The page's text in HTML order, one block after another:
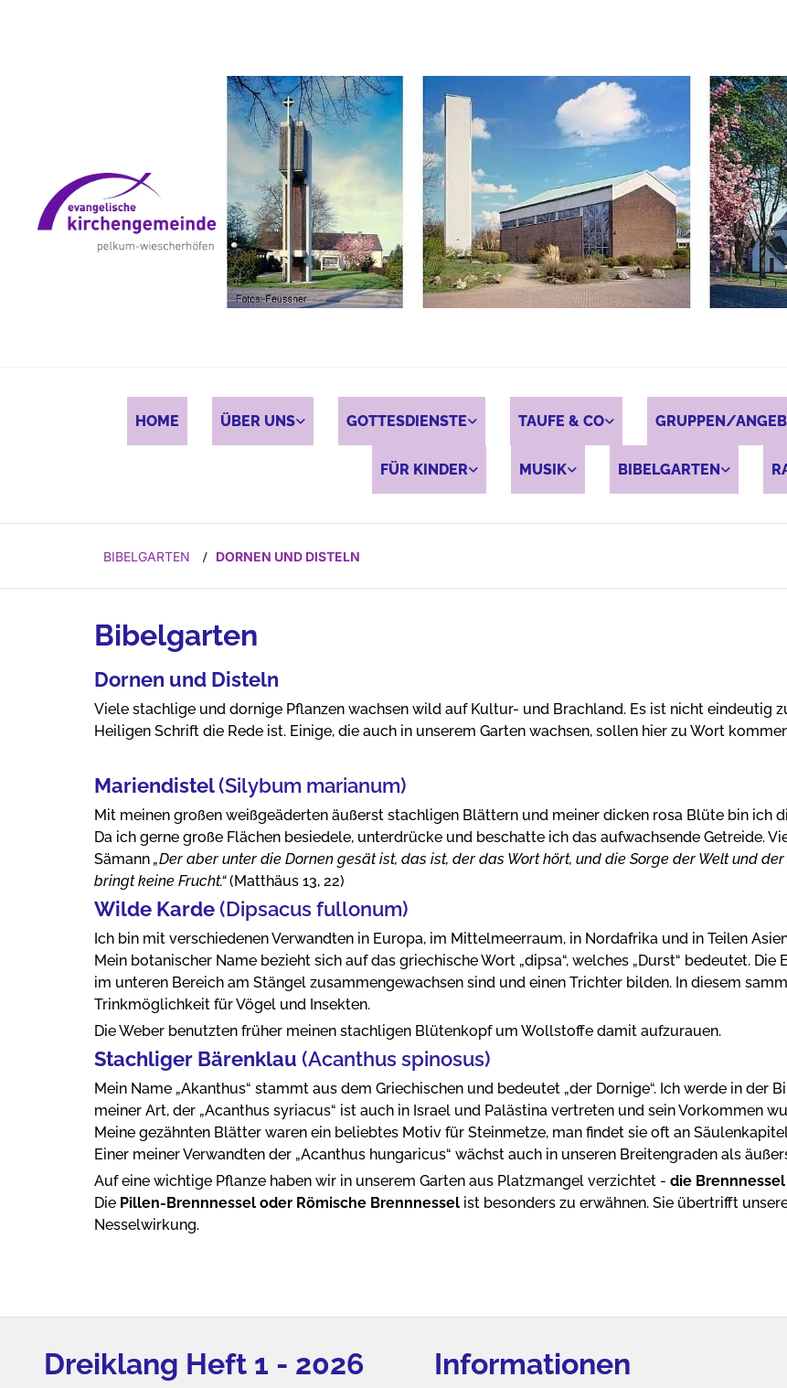
HOME ÜBER UNS GOTTESDIENSTE TAUFE & CO GRUPPEN/
FÜR KINDER MUSIK BIBELGARTEN
BIBELGARTEN / DORNEN UND DISTELN
Bibelgarten
Dornen und Disteln
Viele stachlige und dornige Pflanzen wachsen wild auf Kultur- und Brachland. Es ist nicht eindeutig
Heiligen Schrift die Rede ist. Einige, die auch in unserem Garten wachsen, sollen hier zu Wort
Mariendistel(Silybum marianum)
Mit meinen großen weißgeäderten äußerst stachligen Blättern und meiner dicken rosa Blüte bin ich
Da ich gerne große Flächen besiedele, unterdrücke und beschatte ich das aufwachsende Getreide.
Sämann „Der aber unter die Dornen gesät ist, das ist, der das Wort hört, und die Sorge der Welt und
bringt keine Frucht.“(Matthäus 13, 22)
Wilde Karde(Dipsacus fullonum)
Ich bin mit verschiedenen Verwandten in Europa, im Mittelmeerraum, in Nordafrika und in Teilen
Mein botanischer Name bezieht sich auf das griechische Wort „dipsa“, welches „Durst“ bedeutet.
im unteren Bereich am Stängel zusammengewachsen sind und einen Trichter bilden. In diesem
Trinkmöglichkeit für Vögel und Insekten.
Die Weber benutzten früher meinen stachligen Blütenkopf um Wollstoffe damit aufzurauen.
Stachliger Bärenklau (Acanthus spinosus)
Mein Name „Akanthus“ stammt aus dem Griechischen und bedeutet „der Dornige“. Ich werde in der
meiner Art, der „Acanthus syriacus“ ist auch in Israel und Palästina vertreten und sein Vorkommen
Meine gezähnten Blätter waren ein beliebtes Motiv für Steinmetze, man findet sie oft an
Einer meiner Verwandten der „Acanthus hungaricus“ wächst auch in unseren Breitengraden als
Auf eine wichtige Pflanze haben wir in unserem Garten aus Platzmangel verzichtet - die Brennnessel
Die Pillen-Brennnessel oder Römische Brennnessel ist besonders zu erwähnen. Sie übertrifft
Nesselwirkung.
Dreiklang Heft 1 - 2026 Informationen